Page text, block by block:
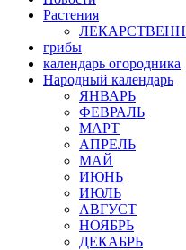
Растения
грибы
календарь огородника
Народный календарь
ЯНВАРЬ
ФЕВРАЛЬ
МАРТ
АПРЕЛЬ
МАЙ
ИЮНЬ
ИЮЛЬ
АВГУСТ
НОЯБРЬ
ДЕКАБРЬ